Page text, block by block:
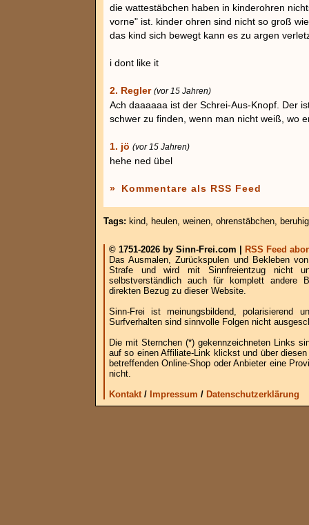
die wattestäbchen haben in kinderohren
vorne" ist. kinder ohren sind nicht so groß
das kind sich bewegt kann es zu argen
i dont like it
2. Regler (vor 15 Jahren)
Ach daaaaaa ist der Schrei-Aus-Knopf. Der
schwer zu finden, wenn man nicht weiß, wo
1. jö (vor 15 Jahren)
hehe ned übel
» Kommentare als RSS Feed
Tags: kind, heulen, weinen, ohrenstäbchen,
© 1751-2026 by Sinn-Frei.com |
RSS Feed
Das Ausmalen, Zurückspulen und Bekleben
Strafe und wird mit Sinnfreientzug nicht
selbstverständlich auch für komplett andere
direkten Bezug zu dieser Website.
Sinn-Frei ist meinungsbildend, polarisierend
Surfverhalten sind sinnvolle Folgen nicht
Die mit Sternchen (*) gekennzeichneten Links
auf so einen Affiliate-Link klickst und über
betreffenden Online-Shop oder Anbieter eine
nicht.
Kontakt/ Impressum / Datenschutzerklärung